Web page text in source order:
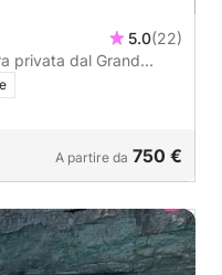
5.0(22)
privata dal Grand
baia di Mellieha, a
Gozo
A partire da 750 €